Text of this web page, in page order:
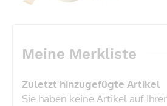
Meine Merkliste
Zuletzt hinzugefügte Artikel
Sie haben keine Artikel auf